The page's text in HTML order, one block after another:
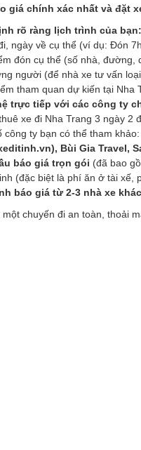
giá chính xác nhất và đặt
rõ ràng lịch trình của bạn:
ngày về cụ thể (ví dụ: Đón
đón cụ thể (số nhà, đường,
người (để nhà xe tư vấn
tham quan dự kiến tại Nha
trực tiếp với các công ty
xe đi Nha Trang 3 ngày 2
công ty bạn có thể tham khảo:
Bùi Gia Travel,
báo giá trọn gói (đã bao
(đặc biệt là phí ăn ở tài xế,
báo giá từ 2-3 nhà xe
chuyến đi an toàn, thoải